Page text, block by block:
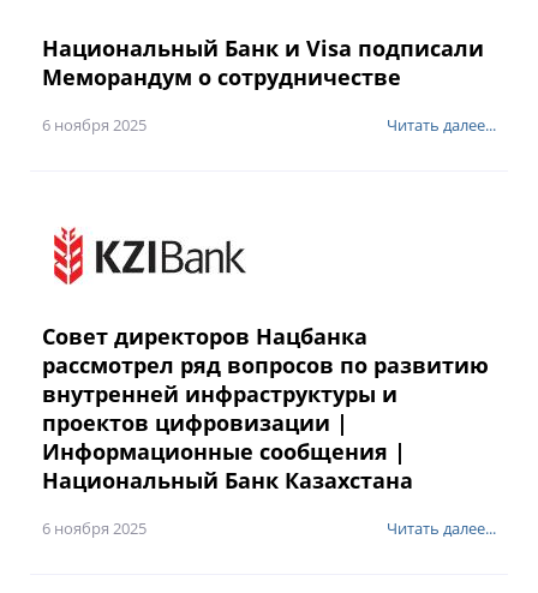
Национальный Банк и Visa подписали
Меморандум о сотрудничестве
6 ноября 2025 Читать далее...
Совет директоров Нацбанка
рассмотрел ряд вопросов по развитию
внутренней инфраструктуры и
проектов цифровизации |
Информационные сообщения |
Национальный Банк Казахстана
6 ноября 2025 Читать далее...